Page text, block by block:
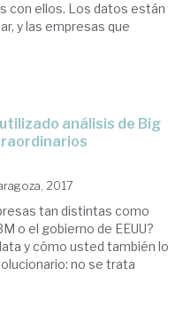
con ellos. Los datos están
y las empresas que
2017
tan distintas como
o el gobierno de EEUU?
y cómo usted también lo
no se trata